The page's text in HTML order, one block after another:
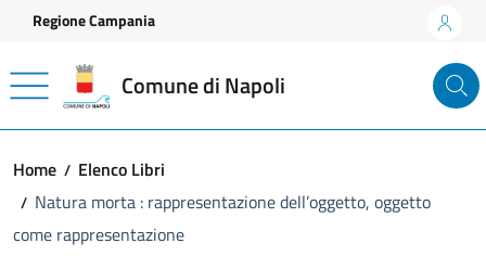
Vai ai contenuti
Vai al footer
Regione Campania
Comune di Napoli
Home
Elenco Libri
Natura morta : rappresentazione dell’oggetto, oggetto
come rappresentazione